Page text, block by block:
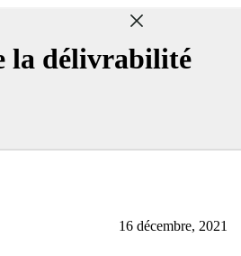
la délivrabilité
16 décembre, 2021